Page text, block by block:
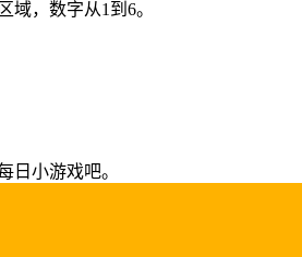
域，数字从1到6。
日小游戏吧。